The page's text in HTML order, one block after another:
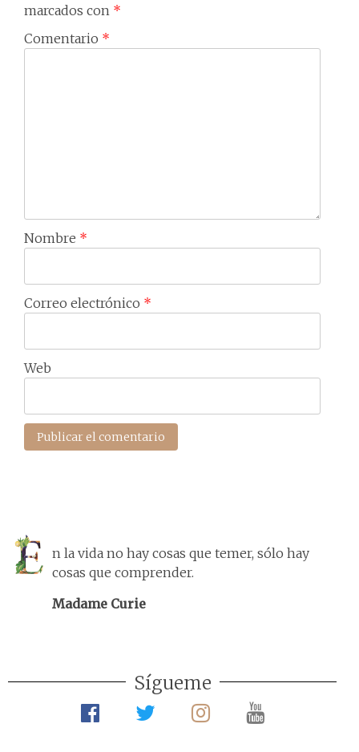
marcados con *
Comentario *
Nombre *
Correo electrónico *
Web
n la vida no hay cosas que temer, sólo hay
cosas que comprender.
Madame Curie
Sígueme